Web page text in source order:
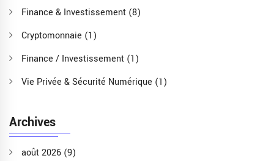
Finance & Investissement (8)
Cryptomonnaie (1)
Finance / Investissement (1)
Vie Privée & Sécurité Numérique (1)
Archives
août 2026 (9)